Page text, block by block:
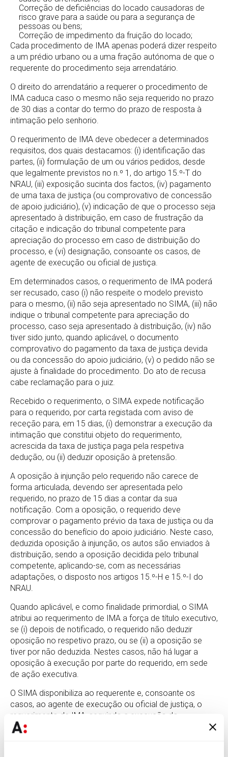
Correção de deficiências do locado causadoras de
risco grave para a saúde ou para a segurança de
pessoas ou bens;
Correção de impedimento da fruição do locado;
Cada procedimento de IMA apenas poderá dizer respeito
a um prédio urbano ou a uma fração autónoma de que o
requerente do procedimento seja arrendatário.
O direito do arrendatário a requerer o procedimento de
IMA caduca caso o mesmo não seja requerido no prazo
de 30 dias a contar do termo do prazo de resposta à
intimação pelo senhorio.
O requerimento de IMA deve obedecer a determinados
requisitos, dos quais destacamos: (i) identificação das
partes, (ii) formulação de um ou vários pedidos, desde
que legalmente previstos no n.º 1, do artigo 15.º-T do
NRAU, (iii) exposição sucinta dos factos, (iv) pagamento
de uma taxa de justiça (ou comprovativo de concessão
de apoio judiciário), (v) indicação de que o processo seja
apresentado à distribuição, em caso de frustração da
citação e indicação do tribunal competente para
apreciação do processo em caso de distribuição do
processo, e (vi) designação, consoante os casos, de
agente de execução ou oficial de justiça.
Em determinados casos, o requerimento de IMA poderá
ser recusado, caso (i) não respeite o modelo previsto
para o mesmo, (ii) não seja apresentado no SIMA, (iii) não
indique o tribunal competente para apreciação do
processo, caso seja apresentado à distribuição, (iv) não
tiver sido junto, quando aplicável, o documento
comprovativo do pagamento da taxa de justiça devida
ou da concessão do apoio judiciário, (v) o pedido não se
ajuste à finalidade do procedimento. Do ato de recusa
cabe reclamação para o juiz.
Recebido o requerimento, o SIMA expede notificação
para o requerido, por carta registada com aviso de
receção para, em 15 dias, (i) demonstrar a execução da
intimação que constitui objeto do requerimento,
acrescida da taxa de justiça paga pela respetiva
dedução, ou (ii) deduzir oposição à pretensão.
A oposição à injunção pelo requerido não carece de
forma articulada, devendo ser apresentada pelo
requerido, no prazo de 15 dias a contar da sua
notificação. Com a oposição, o requerido deve
comprovar o pagamento prévio da taxa de justiça ou da
concessão do benefício do apoio judiciário. Neste caso,
deduzida oposição à injunção, os autos são enviados à
distribuição, sendo a oposição decidida pelo tribunal
competente, aplicando-se, com as necessárias
adaptações, o disposto nos artigos 15.º-H e 15.º-I do
NRAU.
Quando aplicável, e como finalidade primordial, o SIMA
atribui ao requerimento de IMA a força de título executivo,
se (i) depois de notificado, o requerido não deduzir
oposição no respetivo prazo, ou se (ii) a oposição se
tiver por não deduzida. Nestes casos, não há lugar a
oposição à execução por parte do requerido, em sede
de ação executiva.
O SIMA disponibiliza ao requerente e, consoante os
casos, ao agente de execução ou oficial de justiça, o
requerimento de IMA, seguindo a execução do
requerimento de IMA ao qual tenha sido aposta fórmula